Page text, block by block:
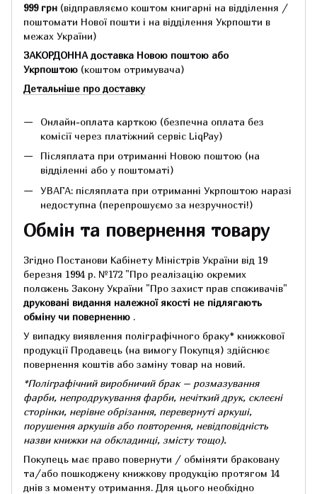
999 грн (відправляємо коштом книгарні на відділення /
поштомати Нової пошти і на відділення Укрпошти в
межах України)
ЗАКОРДОННА доставка Новою поштою або
Укрпоштою (коштом отримувача)
Детальніше про доставку
Онлайн-оплата карткою (безпечна оплата без
комісії через платіжний сервіс LiqPay)
Післяплата при отриманні Новою поштою (на
відділенні або у поштоматі)
УВАГА: післяплата при отриманні Укрпоштою наразі
недоступна (перепрошуємо за незручності!)
Обмін та повернення товару
Згідно Постанови Кабінету Міністрів України від 19
березня 1994 р. №172 "Про реалізацію окремих
положень Закону України "Про захист прав споживачів"
друковані видання належної якості не підлягають
обміну чи поверненню .
У випадку виявлення поліграфічного браку* книжкової
продукції Продавець (на вимогу Покупця) здійснює
повернення коштів або заміну товар на новий.
*Поліграфічний виробничий брак – розмазування
фарби, непродрукування фарби, нечіткий друк, склеєні
сторінки, нерівне обрізання, перевернуті аркуші,
порушення аркушів або повторення, невідповідність
назви книжки на обкладинці, змісту тощо).
Покупець має право повернути / обміняти браковану
та/або пошкоджену книжкову продукцію протягом 14
днів з моменту отримання. Для цього необхідно